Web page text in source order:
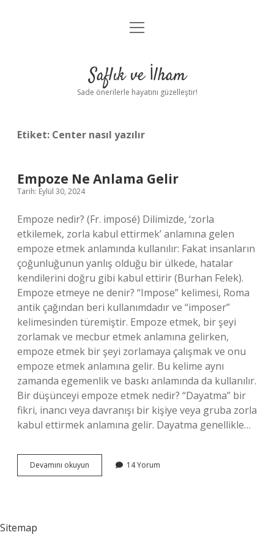
Anasayfa
Yasal Uyarı
menüyü
Saflık ve İlham
Sade önerilerle hayatını güzelleştir!
Etiket: Center nasıl yazılır
Empoze Ne Anlama Gelir
Tarih: Eylül 30, 2024
Empoze nedir? (Fr. imposé) Dilimizde, ‘zorla
etkilemek, zorla kabul ettirmek’ anlamına gelen
empoze etmek anlamında kullanılır: Fakat insanların
çoğunluğunun yanlış olduğu bir ülkede, hatalar
kendilerini doğru gibi kabul ettirir (Burhan Felek).
Empoze etmeye ne denir? “Impose” kelimesi, Roma
antik çağından beri kullanımdadır ve “imposer”
kelimesinden türemiştir. Empoze etmek, bir şeyi
zorlamak ve mecbur etmek anlamına gelirken,
empoze etmek bir şeyi zorlamaya çalışmak ve onu
empoze etmek anlamına gelir. Bu kelime aynı
zamanda egemenlik ve baskı anlamında da kullanılır.
Bir düşünceyi empoze etmek nedir? “Dayatma” bir
fikri, inancı veya davranışı bir kişiye veya gruba zorla
kabul ettirmek anlamına gelir. Dayatma genellikle…
Devamını okuyun Empoze
Ne
14 Yorum
Sitemap